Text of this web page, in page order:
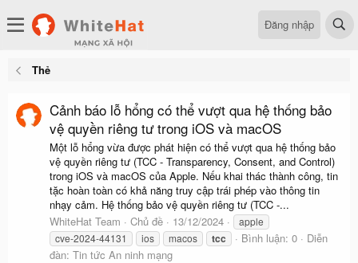
Đăng nhập
Thẻ
Cảnh báo lỗ hổng có thể vượt qua hệ thống bảo
vệ quyền riêng tư trong iOS và macOS
Một lỗ hổng vừa được phát hiện có thể vượt qua hệ thống bảo
vệ quyền riêng tư (TCC - Transparency, Consent, and Control)
trong iOS và macOS của Apple. Nếu khai thác thành công, tin
tặc hoàn toàn có khả năng truy cập trái phép vào thông tin
nhạy cảm. Hệ thống bảo vệ quyền riêng tư (TCC -...
WhiteHat Team
Chủ đề 13/12/2024
apple
cve-2024-44131
ios macos tcc Bình luận: 0
Diễn
đàn: Tin tức An ninh mạng